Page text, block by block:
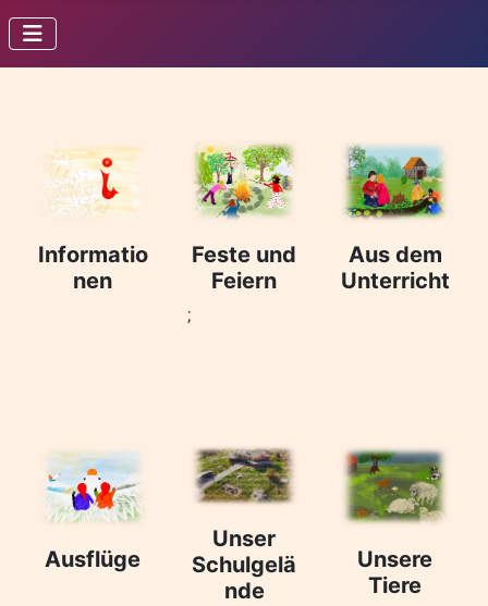
Informatio
nen
Feste und
Feiern
;
Aus dem
Unterricht
Ausflüge
Unser
Schulgelä
nde
Unsere
Tiere